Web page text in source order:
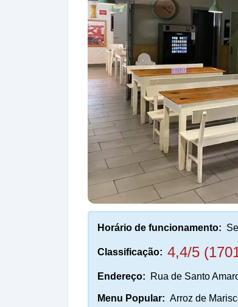
Horário de funcionamento:
Classificação: 4,4/5
Endereço: Rua de Santo
Menu Popular: Arroz de